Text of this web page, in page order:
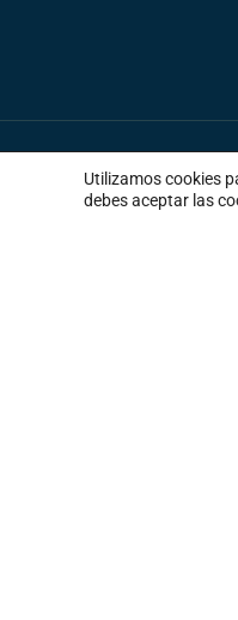
Descarga
Utilizamos cookies
debes aceptar las